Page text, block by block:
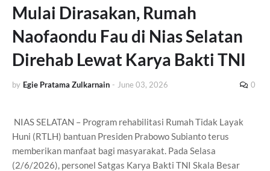
Mulai Dirasakan, Rumah
Naofaondu Fau di Nias Selatan
Direhab Lewat Karya Bakti TNI
by Egie Pratama Zulkarnain - June 03, 2026 0
NIAS SELATAN – Program rehabilitasi Rumah Tidak Layak
Huni (RTLH) bantuan Presiden Prabowo Subianto terus
memberikan manfaat bagi masyarakat. Pada Selasa
(2/6/2026), personel Satgas Karya Bakti TNI Skala Besar